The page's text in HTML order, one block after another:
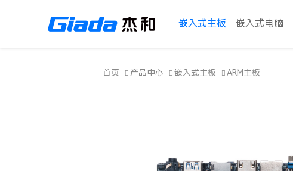
嵌入式主板 嵌入式电脑
首页 产品中心 嵌入式主板 ARM主板